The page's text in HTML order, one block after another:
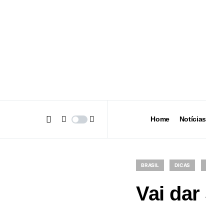
Home Notícias
BRASIL DICAS
Vai